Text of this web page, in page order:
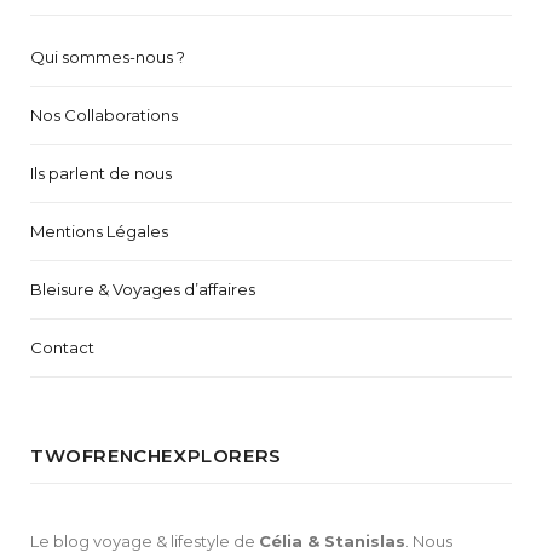
Qui sommes-nous ?
Nos Collaborations
Ils parlent de nous
Mentions Légales
Bleisure & Voyages d’affaires
Contact
TWOFRENCHEXPLORERS
Le blog voyage & lifestyle de Célia & Stanislas . Nous